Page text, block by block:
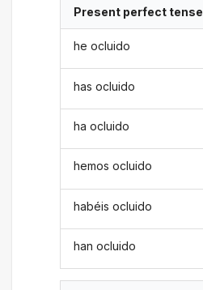
Present perfect tense
he ocluido
has ocluido
ha ocluido
hemos ocluido
habéis ocluido
han ocluido